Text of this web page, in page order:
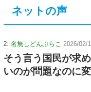
ネットの声
2: 名無しどんぶらこ 2026/02/
そう言う国民が求
いのが問題なのに